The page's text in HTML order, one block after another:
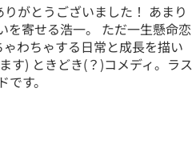
がとうございました！ あまり
を寄せる浩一。 ただ一生懸命恋
わちゃする日常と成長を描い
す) ときどき(？)コメディ。ラス
す。